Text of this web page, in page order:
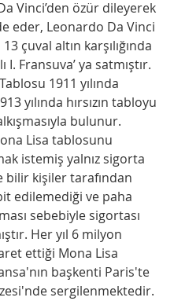
Vinci’den özür dileyerek
eder, Leonardo Da Vinci
çuval altın karşılığında
I. Fransuva’ ya satmıştır.
1911 yılında
yılında hırsızın tabloyu
bulunur.
Lisa tablosunu
istemiş yalnız sigorta
bilir kişiler tarafından
edilemediği ve paha
sebebiyle sigortası
Her yıl 6 milyon
ettiği Mona Lisa
başkenti Paris'te
sergilenmektedir.